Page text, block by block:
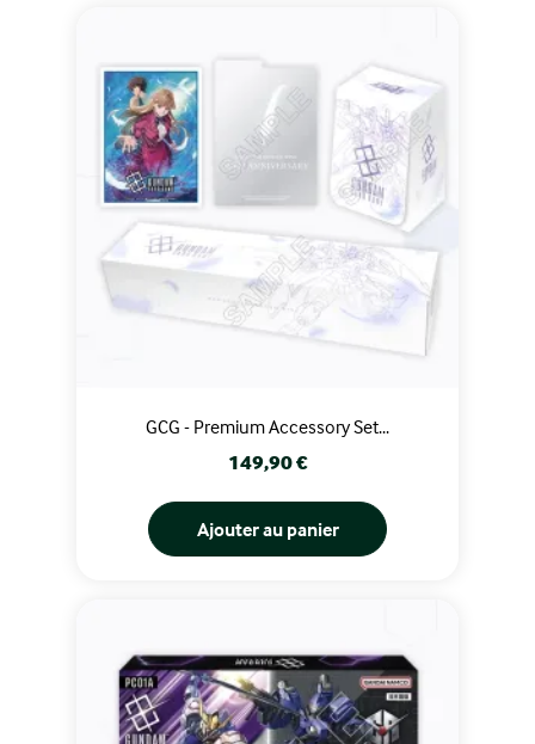
GCG - Premium Accessory Set...
Prix
149,90 €
Ajouter au panier